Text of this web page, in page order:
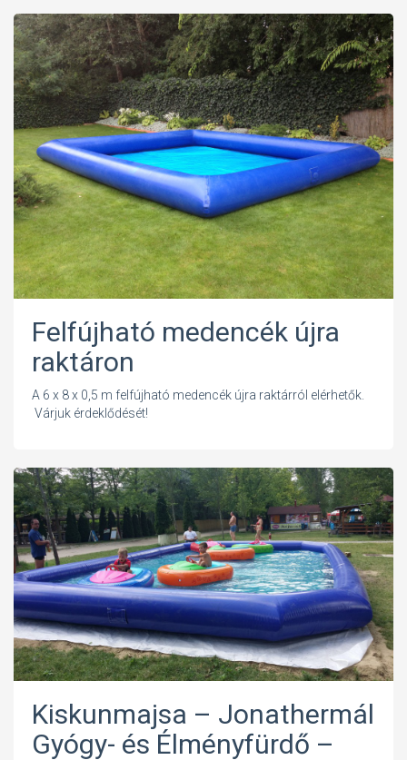
Felfújható medencék újra
raktáron
A 6 x 8 x 0,5 m felfújható medencék újra raktárról elérhetők.
Várjuk érdeklődését!
Kiskunmajsa – Jonathermál
Gyógy- és Élményfürdő –